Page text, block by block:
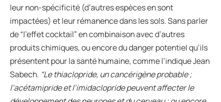
leur non-spécificité (d’autres espèces en sont
impactées) et leur rémanence dans les sols. Sans parler
de “l’effet cocktail” en combinaison avec d’autres
produits chimiques, ou encore du danger potentiel qu’ils
présentent pour la santé humaine, comme l’indique Jean
Sabech. “Le thiaclopride, un cancérigène probable ;
l’acétamipride et l’imidaclopride peuvent affecter le